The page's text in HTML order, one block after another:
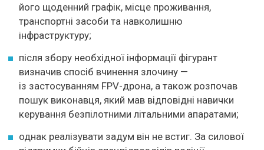
його щоденний графік, місце проживання,
транспортні засоби та навколишню
інфраструктуру;
після збору необхідної інформації фігурант
визначив спосіб вчинення злочину —
із застосуванням FPV-дрона, а також розпочав
пошук виконавця, який мав відповідні навички
керування безпілотними літальними апаратами;
однак реалізувати задум він не встиг. За силової